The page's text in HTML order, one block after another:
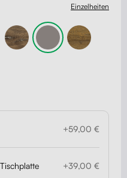
Einzelheiten
+59,00 €
+39,00 €